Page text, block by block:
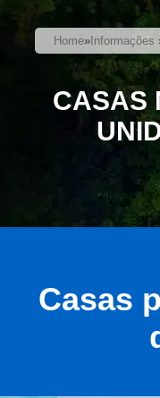
Home» Informações
CASAS
Casas